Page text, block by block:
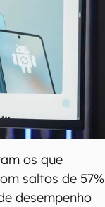
os que
saltos de 57%
desempenho